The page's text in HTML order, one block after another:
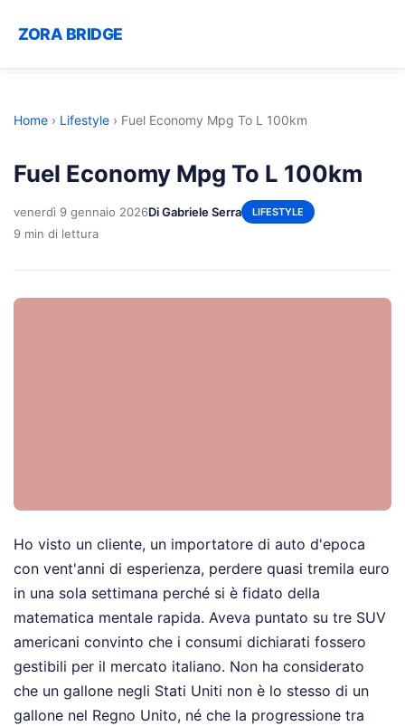
ZORA BRIDGE
Home › Lifestyle › Fuel Economy Mpg To L 100km
Fuel Economy Mpg To L 100km
venerdì 9 gennaio 2026Di Gabriele Serra LIFESTYLE
9 min di lettura
Ho visto un cliente, un importatore di auto d'epoca
con vent'anni di esperienza, perdere quasi tremila euro
in una sola settimana perché si è fidato della
matematica mentale rapida. Aveva puntato su tre SUV
americani convinto che i consumi dichiarati fossero
gestibili per il mercato italiano. Non ha considerato
che un gallone negli Stati Uniti non è lo stesso di un
gallone nel Regno Unito, né che la progressione tra